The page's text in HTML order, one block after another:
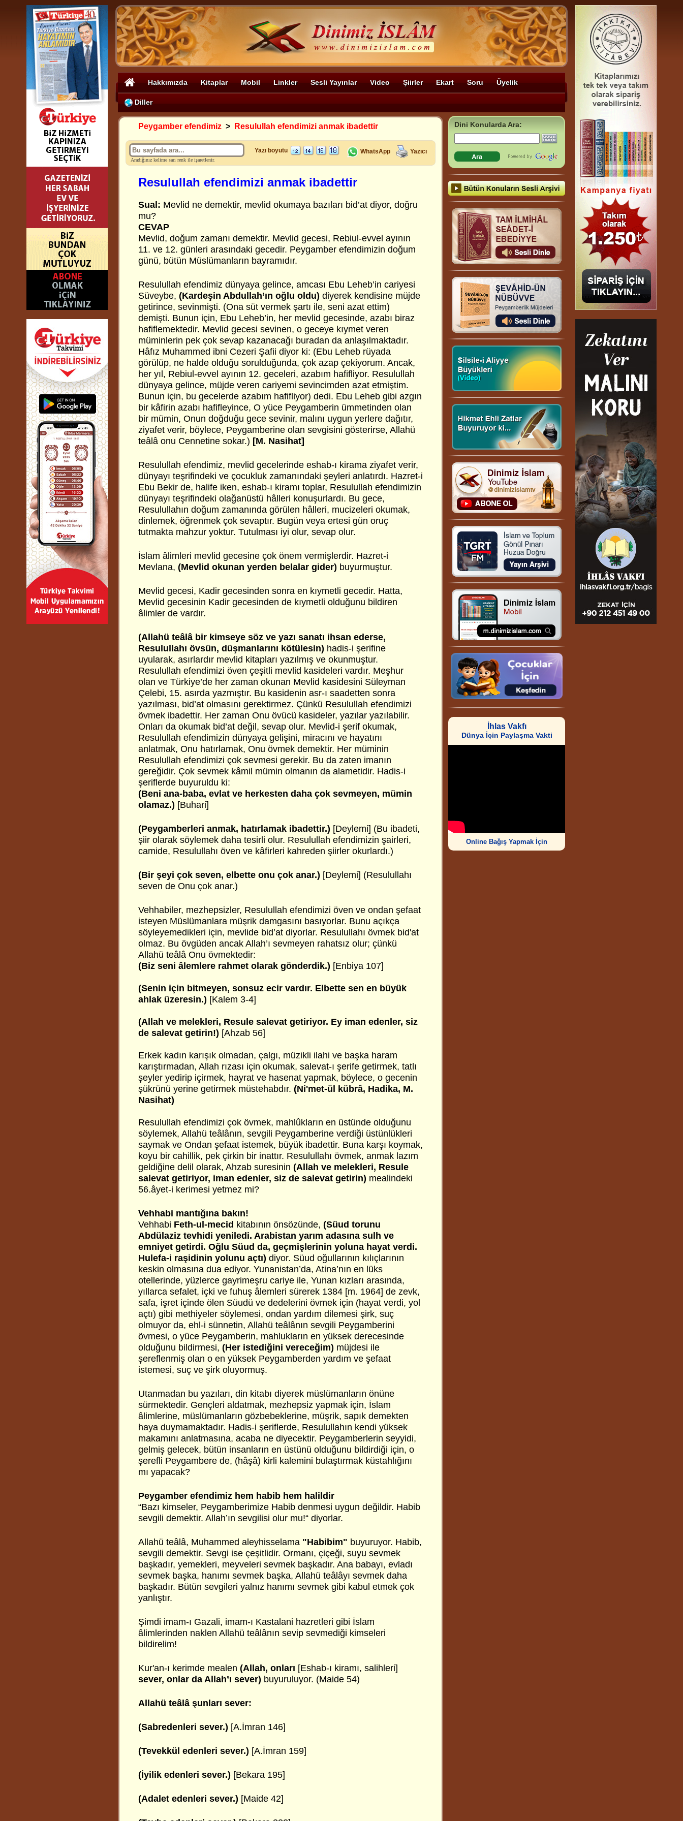
Hakkımızda Kitaplar Mobil Linkler Sesli Yayınlar Video Şiirler Ekart Soru Üyelik
Diller
Peygamber efendimiz > Resulullah efendimizi anmak ibadettir
Aradığınız kelime sarı renk ile işaretlenir.
Yazı boyutu WhatsApp Yazıcı
Resulullah efendimizi anmak ibadettir
Sual: Mevlid ne demektir, mevlid okumaya bazıları bid’at diyor, doğru
mu?
CEVAP
Mevlid, doğum zamanı demektir. Mevlid gecesi, Rebiul-evvel ayının
11. ve 12. günleri arasındaki gecedir. Peygamber efendimizin doğum
günü, bütün Müslümanların bayramıdır.
Resulullah efendimiz dünyaya gelince, amcası Ebu Leheb’in cariyesi
Süveybe, (Kardeşin Abdullah’ın oğlu oldu) diyerek kendisine müjde
getirince, sevinmişti. (Ona süt vermek şartı ile, seni azat ettim)
demişti. Bunun için, Ebu Leheb’in, her mevlid gecesinde, azabı biraz
hafiflemektedir. Mevlid gecesi sevinen, o geceye kıymet veren
müminlerin pek çok sevap kazanacağı buradan da anlaşılmaktadır.
Hâfız Muhammed ibni Cezeri Şafii diyor ki: (Ebu Leheb rüyada
görülüp, ne halde olduğu sorulduğunda, çok azap çekiyorum. Ancak,
her yıl, Rebiul-evvel ayının 12. geceleri, azabım hafifliyor. Resulullah
dünyaya gelince, müjde veren cariyemi sevincimden azat etmiştim.
Bunun için, bu gecelerde azabım hafifliyor) dedi. Ebu Leheb gibi azgın
bir kâfirin azabı hafifleyince, O yüce Peygamberin ümmetinden olan
bir mümin, Onun doğduğu gece sevinir, malını uygun yerlere dağıtır,
ziyafet verir, böylece, Peygamberine olan sevgisini gösterirse, Allahü
teâlâ onu Cennetine sokar.) [M. Nasihat]
Resulullah efendimiz, mevlid gecelerinde eshab-ı kirama ziyafet verir,
dünyayı teşrifindeki ve çocukluk zamanındaki şeyleri anlatırdı. Hazret-i
Ebu Bekir de, halife iken, eshab-ı kiramı toplar, Resulullah efendimizin
dünyayı teşrifindeki olağanüstü hâlleri konuşurlardı. Bu gece,
Resulullahın doğum zamanında görülen hâlleri, mucizeleri okumak,
dinlemek, öğrenmek çok sevaptır. Bugün veya ertesi gün oruç
tutmakta mahzur yoktur. Tutulması iyi olur, sevap olur.
İslam âlimleri mevlid gecesine çok önem vermişlerdir. Hazret-i
Mevlana, (Mevlid okunan yerden belalar gider) buyurmuştur.
Mevlid gecesi, Kadir gecesinden sonra en kıymetli gecedir. Hatta,
Mevlid gecesinin Kadir gecesinden de kıymetli olduğunu bildiren
âlimler de vardır.
(Allahü teâlâ bir kimseye söz ve yazı sanatı ihsan ederse,
Resulullahı övsün, düşmanlarını kötülesin) hadis-i şerifine
uyularak, asırlardır mevlid kitapları yazılmış ve okunmuştur.
Resulullah efendimizi öven çeşitli mevlid kasideleri vardır. Meşhur
olan ve Türkiye’de her zaman okunan Mevlid kasidesini Süleyman
Çelebi, 15. asırda yazmıştır. Bu kasidenin asr-ı saadetten sonra
yazılması, bid’at olmasını gerektirmez. Çünkü Resulullah efendimizi
övmek ibadettir. Her zaman Onu övücü kasideler, yazılar yazılabilir.
Onları da okumak bid’at değil, sevap olur. Mevlid-i şerif okumak,
Resulullah efendimizin dünyaya gelişini, miracını ve hayatını
anlatmak, Onu hatırlamak, Onu övmek demektir. Her müminin
Resulullah efendimizi çok sevmesi gerekir. Bu da zaten imanın
gereğidir. Çok sevmek kâmil mümin olmanın da alametidir. Hadis-i
şeriflerde buyuruldu ki:
(Beni ana-baba, evlat ve herkesten daha çok sevmeyen, mümin
olamaz.) [Buhari]
(Peygamberleri anmak, hatırlamak ibadettir.) [Deylemi] (Bu ibadeti,
şiir olarak söylemek daha tesirli olur. Resulullah efendimizin şairleri,
camide, Resulullahı öven ve kâfirleri kahreden şiirler okurlardı.)
(Bir şeyi çok seven, elbette onu çok anar.) [Deylemi] (Resulullahı
seven de Onu çok anar.)
Vehhabiler, mezhepsizler, Resulullah efendimizi öven ve ondan şefaat
isteyen Müslümanlara müşrik damgasını basıyorlar. Bunu açıkça
söyleyemedikleri için, mevlide bid’at diyorlar. Resulullahı övmek bid'at
olmaz. Bu övgüden ancak Allah’ı sevmeyen rahatsız olur; çünkü
Allahü teâlâ Onu övmektedir:
(Biz seni âlemlere rahmet olarak gönderdik.) [Enbiya 107]
(Senin için bitmeyen, sonsuz ecir vardır. Elbette sen en büyük
ahlak üzeresin.) [Kalem 3-4]
(Allah ve melekleri, Resule salevat getiriyor. Ey iman edenler, siz
de salevat getirin!) [Ahzab 56]
Erkek kadın karışık olmadan, çalgı, müzikli ilahi ve başka haram
karıştırmadan, Allah rızası için okumak, salevat-ı şerife getirmek, tatlı
şeyler yedirip içirmek, hayrat ve hasenat yapmak, böylece, o gecenin
şükrünü yerine getirmek müstehabdır. (Ni'met-ül kübrâ, Hadika, M.
Nasihat)
Resulullah efendimizi çok övmek, mahlûkların en üstünde olduğunu
söylemek, Allahü teâlânın, sevgili Peygamberine verdiği üstünlükleri
saymak ve Ondan şefaat istemek, büyük ibadettir. Buna karşı koymak,
koyu bir cahillik, pek çirkin bir inattır. Resulullahı övmek, anmak lazım
geldiğine delil olarak, Ahzab suresinin (Allah ve melekleri, Resule
salevat getiriyor, iman edenler, siz de salevat getirin) mealindeki
56.âyet-i kerimesi yetmez mi?
Vehhabi mantığına bakın!
Vehhabi Feth-ul-mecid kitabının önsözünde, (Süud torunu
Abdülaziz tevhidi yeniledi. Arabistan yarım adasına sulh ve
emniyet getirdi. Oğlu Süud da, geçmişlerinin yoluna hayat verdi.
Hulefa-i raşidinin yolunu açtı) diyor. Süud oğullarının kılıçlarının
keskin olmasına dua ediyor. Yunanistan’da, Atina’nın en lüks
otellerinde, yüzlerce gayrimeşru cariye ile, Yunan kızları arasında,
yıllarca sefalet, içki ve fuhuş âlemleri sürerek 1384 [m. 1964] de zevk,
safa, işret içinde ölen Süudü ve dedelerini övmek için (hayat verdi, yol
açtı) gibi methiyeler söylemesi, ondan yardım dilemesi şirk, suç
olmuyor da, ehl-i sünnetin, Allahü teâlânın sevgili Peygamberini
övmesi, o yüce Peygamberin, mahlukların en yüksek derecesinde
olduğunu bildirmesi, (Her istediğini vereceğim) müjdesi ile
şereflenmiş olan o en yüksek Peygamberden yardım ve şefaat
istemesi, suç ve şirk oluyormuş.
Utanmadan bu yazıları, din kitabı diyerek müslümanların önüne
sürmektedir. Gençleri aldatmak, mezhepsiz yapmak için, İslam
âlimlerine, müslümanların gözbebeklerine, müşrik, sapık demekten
haya duymamaktadır. Hadis-i şeriflerde, Resulullahın kendi yüksek
makamını anlatmasına, acaba ne diyecektir. Peygamberlerin seyyidi,
gelmiş gelecek, bütün insanların en üstünü olduğunu bildirdiği için, o
şerefli Peygambere de, (hâşâ) kirli kalemini bulaştırmak küstahlığını
mı yapacak?
Peygamber efendimiz hem habib hem halildir
“Bazı kimseler, Peygamberimize Habib denmesi uygun değildir. Habib
sevgili demektir. Allah’ın sevgilisi olur mu!“ diyorlar.
Allahü teâlâ, Muhammed aleyhisselama "Habibim" buyuruyor. Habib,
sevgili demektir. Sevgi ise çeşitlidir. Ormanı, çiçeği, suyu sevmek
başkadır, yemekleri, meyveleri sevmek başkadır. Ana babayı, evladı
sevmek başka, hanımı sevmek başka, Allahü teâlâyı sevmek daha
başkadır. Bütün sevgileri yalnız hanımı sevmek gibi kabul etmek çok
yanlıştır.
Şimdi imam-ı Gazali, imam-ı Kastalani hazretleri gibi İslam
âlimlerinden naklen Allahü teâlânın sevip sevmediği kimseleri
bildirelim!
Kur'an-ı kerimde mealen (Allah, onları [Eshab-ı kiramı, salihleri]
sever, onlar da Allah’ı sever) buyuruluyor. (Maide 54)
Allahü teâlâ şunları sever:
(Sabredenleri sever.) [A.İmran 146]
(Tevekkül edenleri sever.) [A.İmran 159]
(İyilik edenleri sever.) [Bekara 195]
(Adalet edenleri sever.) [Maide 42]
Dini Konularda Ara:
İhlas Vakfı
Dünya İçin Paylaşma Vakti
Online Bağış Yapmak İçin